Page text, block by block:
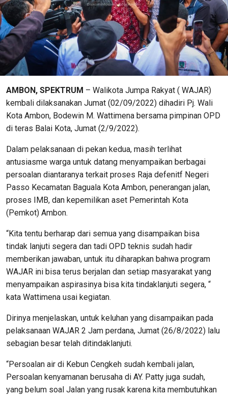
AMBON, SPEKTRUM – Walikota Jumpa Rakyat ( WAJAR)
kembali dilaksanakan Jumat (02/09/2022) dihadiri Pj. Wali
Kota Ambon, Bodewin M. Wattimena bersama pimpinan OPD
di teras Balai Kota, Jumat (2/9/2022).
Dalam pelaksanaan di pekan kedua, masih terlihat
antusiasme warga untuk datang menyampaikan berbagai
persoalan diantaranya terkait proses Raja defenitf Negeri
Passo Kecamatan Baguala Kota Ambon, penerangan jalan,
proses IMB, dan kepemilikan aset Pemerintah Kota
(Pemkot) Ambon.
“Kita tentu berharap dari semua yang disampaikan bisa
tindak lanjuti segera dan tadi OPD teknis sudah hadir
memberikan jawaban, untuk itu diharapkan bahwa program
WAJAR ini bisa terus berjalan dan setiap masyarakat yang
menyampaikan aspirasinya bisa kita tindaklanjuti segera, “
kata Wattimena usai kegiatan.
Dirinya menjelaskan, untuk keluhan yang disampaikan pada
pelaksanaan WAJAR 2 Jam perdana, Jumat (26/8/2022) lalu
sebagian besar telah ditindaklanjuti.
“Persoalan air di Kebun Cengkeh sudah kembali jalan,
Persoalan kenyamanan berusaha di AY. Patty juga sudah,
yang belum soal Jalan yang rusak karena kita membutuhkan